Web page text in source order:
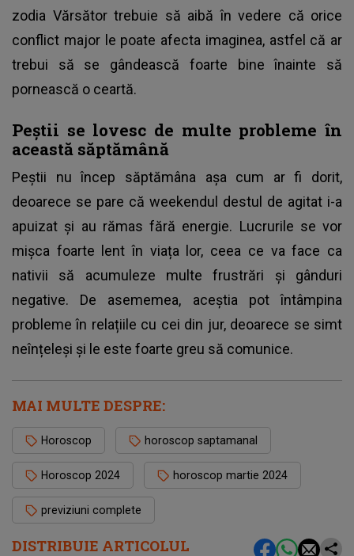
DISTRIBUIE ARTICOLUL
zodia Vărsător trebuie să aibă în vedere că orice
conflict major le poate afecta imaginea, astfel că ar
trebui să se gândească foarte bine înainte să
pornească o ceartă.
Peștii se lovesc de multe probleme în
această săptămână
Peștii nu încep săptămâna așa cum ar fi dorit,
deoarece se pare că weekendul destul de agitat i-a
apuizat și au rămas fără energie. Lucrurile se vor
mișca foarte lent în viața lor, ceea ce va face ca
nativii să acumuleze multe frustrări și gânduri
negative. De asememea, aceștia pot întâmpina
probleme în relațiile cu cei din jur, deoarece se simt
neînțeleși și le este foarte greu să comunice.
MAI MULTE DESPRE:
Horoscop horoscop saptamanal
Horoscop 2024 horoscop martie 2024
previziuni complete